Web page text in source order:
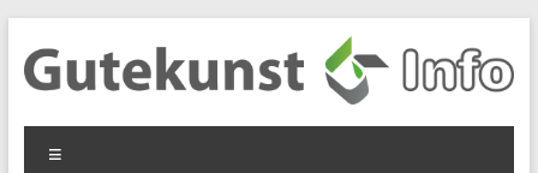
Inhalt
springen
Gutekunst
Informationen